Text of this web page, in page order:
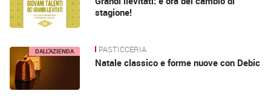
stagione!
DALL’AZIENDA PASTICCERIA
Natale classico e forme nuove con Debic